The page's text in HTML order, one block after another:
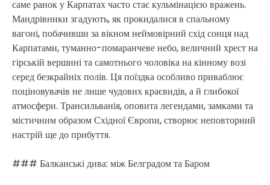
саме ранок у Карпатах часто стає кульмінацією вражень.
Мандрівники згадують, як прокидалися в спальному
вагоні, побачивши за вікном неймовірний схід сонця над
Карпатами, туманно-помаранчеве небо, величний хрест на
гірській вершині та самотнього чоловіка на кінному возі
серед безкрайніх полів. Ця поїздка особливо приваблює
поціновувачів не лише чудових краєвидів, а й глибокої
атмосфери. Трансильванія, оповита легендами, замками та
містичним образом Східної Європи, створює неповторний
настрій ще до прибуття.
### Балканські дива: між Белградом та Баром